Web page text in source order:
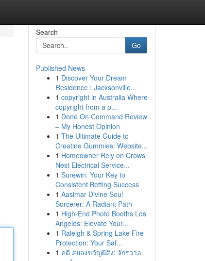
Search
Go
Published News
1 Discover Your Dream
Residence : Jacksonville...
1 copyright in Australia Where
copyright from a p...
1 Done On Command Review
– My Honest Opinion
1 The Ultimate Guide to
Creatine Gummies: Website...
1 Homeowner Rely on Crows
Nest Electrical Service...
1 Surewin: Your Key to
Consistent Betting Success
1 Aasimar Divine Soul
Sorcerer: A Radiant Path
1 High-End Photo Booths Los
Angeles: Elevate Your...
1 Raleigh & Spring Lake Fire
Protection: Your Saf...
1 คดี สยองขวัญผีสิง: จักรวาล